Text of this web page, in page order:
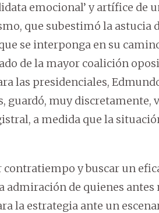
emocional’ y artífice de
que subestimó la astucia
se interponga en su
de la mayor coalición
las presidenciales,
muy discretamente,
a medida que la
y buscar un
admiración de quienes
la estrategia ante un